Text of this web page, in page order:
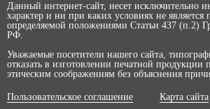
Данный интернет-сайт, несет исключительно
характер и ни при каких условиях не
определяемой положениями Статьи 437 (п.2)
РФ.
Уважаемые посетители нашего сайта,
отказать в изготовлении печатной
этическим соображениям без объяснения
Пользовательское соглашение Карта сайта